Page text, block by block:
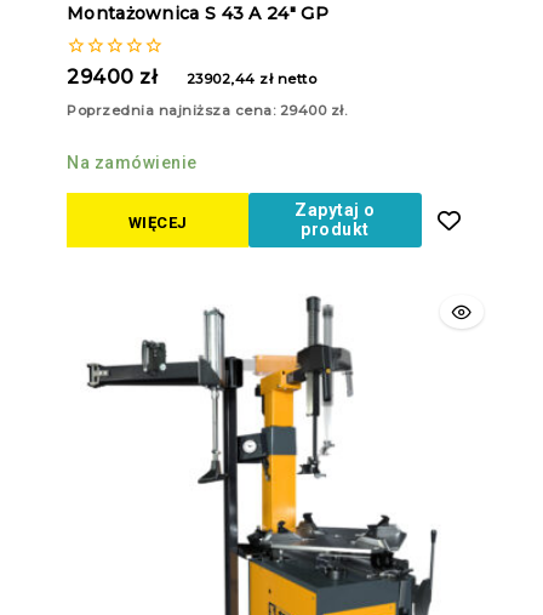
Montażownica S 43 A 24″ GP
0
5
29400 zł 23902,44 złnetto
Poprzednia najniższa cena: 29400 zł.
Na zamówienie
WIĘCEJ
Zapytaj o
produkt